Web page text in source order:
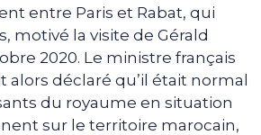
entre Paris et Rabat, qui
motivé la visite de Gérald
2020. Le ministre français
alors déclaré qu’il était normal
du royaume en situation
sur le territoire marocain,